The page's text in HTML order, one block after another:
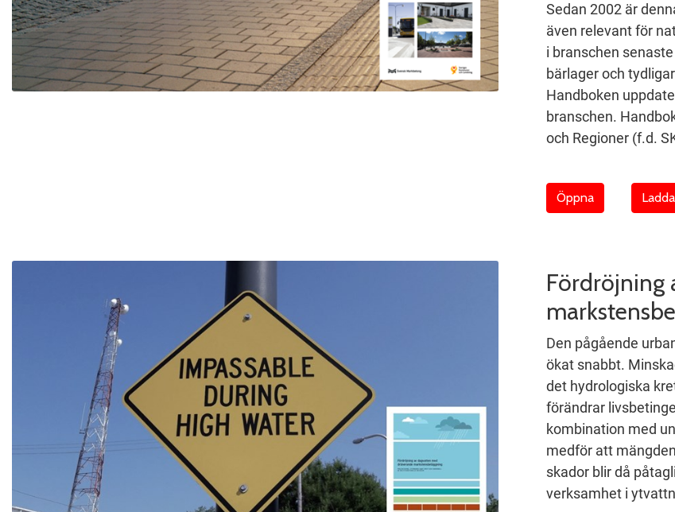
Sedan 2002 är
även relevant för
i branschen
bärlager och
Handboken
branschen.
och Regioner (f.d.
Öppna
Fördröjning
Den pågående
ökat snabbt.
det hydrologiska
förändrar
kombination med
medför att
skador blir då
verksamhet i